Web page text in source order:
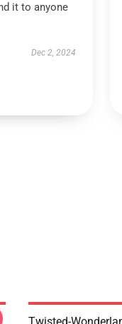
it to anyone
Dec 2, 2024